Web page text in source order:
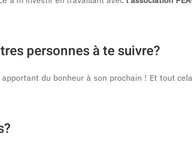
personnes à te suivre?
du bonheur à son prochain ! Et tout